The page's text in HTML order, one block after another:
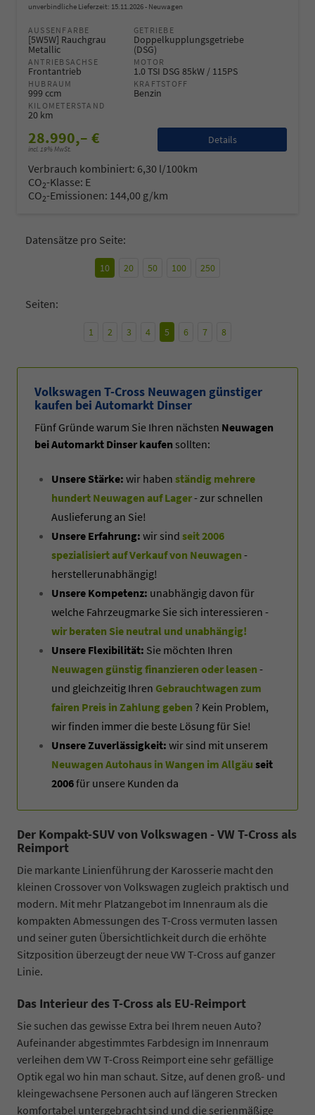
unverbindliche Lieferzeit: 15.11.2026 Neuwagen
AUSSENFARBE
[5W5W] Rauchgrau
Metallic
GETRIEBE
Doppelkupplungsgetriebe
(DSG)
ANTRIEBSACHSE
Frontantrieb
MOTOR
1.0 TSI DSG 85kW / 115PS
HUBRAUM
999 ccm
KRAFTSTOFF
Benzin
KILOMETERSTAND
20 km
28.990,– €
incl. 19% MwSt.
Details
Verbrauch kombiniert: 6,30 l/100km
CO2-Klasse: E
CO2-Emissionen: 144,00 g/km
Datensätze pro Seite:
10 20 50 100 250
Seiten:
1 2 3 4 5 6 7 8
Volkswagen T-Cross Neuwagen günstiger
kaufen bei Automarkt Dinser
Fünf Gründe warum Sie Ihren nächsten Neuwagen
bei Automarkt Dinser kaufen sollten:
Unsere Stärke: wir haben ständig mehrere
hundert Neuwagen auf Lager- zur schnellen
Auslieferung an Sie!
Unsere Erfahrung: wir sind seit 2006
spezialisiert auf Verkauf von Neuwagen -
herstellerunabhängig!
Unsere Kompetenz: unabhängig davon für
welche Fahrzeugmarke Sie sich interessieren -
wir beraten Sie neutral und unabhängig!
Unsere Flexibilität: Sie möchten Ihren
Neuwagen günstig finanzieren oder leasen -
und gleichzeitig Ihren Gebrauchtwagen zum
fairen Preis in Zahlung geben ? Kein Problem,
wir finden immer die beste Lösung für Sie!
Unsere Zuverlässigkeit: wir sind mit unserem
Neuwagen Autohaus in Wangen im Allgäu seit
2006für unsere Kunden da
Der Kompakt-SUV von Volkswagen - VW T-Cross als
Reimport
Die markante Linienführung der Karosserie macht den
kleinen Crossover von Volkswagen zugleich praktisch und
modern. Mit mehr Platzangebot im Innenraum als die
kompakten Abmessungen des T-Cross vermuten lassen
und seiner guten Übersichtlichkeit durch die erhöhte
Sitzposition überzeugt der neue VW T-Cross auf ganzer
Linie.
Das Interieur des T-Cross als EU-Reimport
Sie suchen das gewisse Extra bei Ihrem neuen Auto?
Aufeinander abgestimmtes Farbdesign im Innenraum
verleihen dem VW T-Cross Reimport eine sehr gefällige
Optik egal wo hin man schaut. Sitze, auf denen groß- und
kleingewachsene Personen auch auf längeren Strecken
komfortabel untergebracht sind und die serienmäßige